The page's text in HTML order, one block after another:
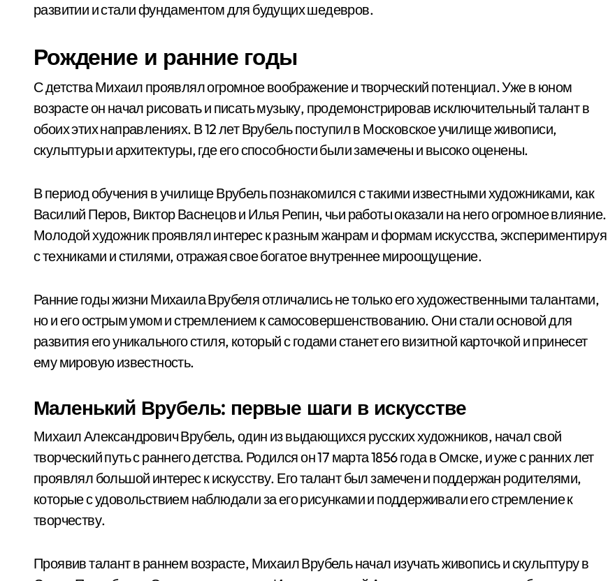
развитии и стали фундаментом для будущих шедевров.
Рождение и ранние годы
С детства Михаил проявлял огромное воображение и творческий потенциал. Уже в юном
возрасте он начал рисовать и писать музыку, продемонстрировав исключительный талант в
обоих этих направлениях. В 12 лет Врубель поступил в Московское училище живописи,
скульптуры и архитектуры, где его способности были замечены и высоко оценены.
В период обучения в училище Врубель познакомился с такими известными художниками, как
Василий Перов, Виктор Васнецов и Илья Репин, чьи работы оказали на него огромное влияние.
Молодой художник проявлял интерес к разным жанрам и формам искусства, экспериментируя
с техниками и стилями, отражая свое богатое внутреннее мироощущение.
Ранние годы жизни Михаила Врубеля отличались не только его художественными талантами,
но и его острым умом и стремлением к самосовершенствованию. Они стали основой для
развития его уникального стиля, который с годами станет его визитной карточкой и принесет
ему мировую известность.
Маленький Врубель: первые шаги в искусстве
Михаил Александрович Врубель, один из выдающихся русских художников, начал свой
творческий путь с раннего детства. Родился он 17 марта 1856 года в Омске, и уже с ранних лет
проявлял большой интерес к искусству. Его талант был замечен и поддержан родителями,
которые с удовольствием наблюдали за его рисунками и поддерживали его стремление к
творчеству.
Проявив талант в раннем возрасте, Михаил Врубель начал изучать живопись и скульптуру в